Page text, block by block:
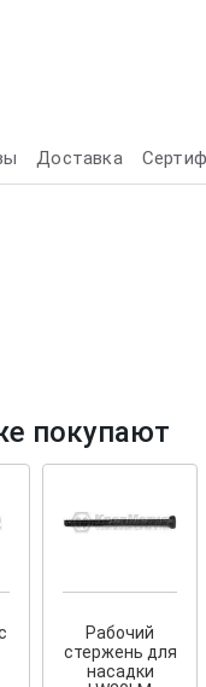
Крепление террас и
крепеж для
Доставка
покупают
Рабочий
стержень для
насадки